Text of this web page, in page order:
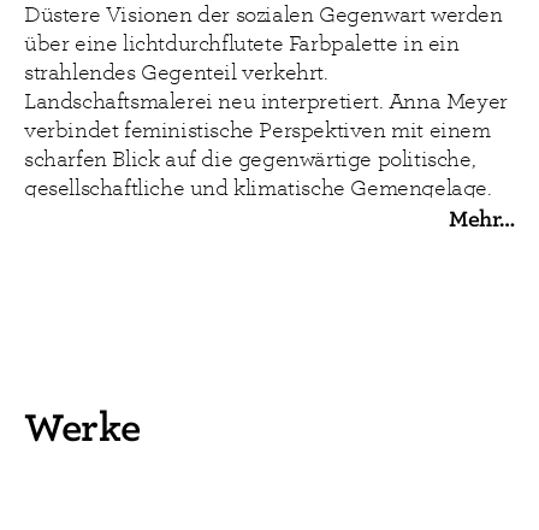
Düstere Visionen der sozialen Gegenwart werden
über eine lichtdurchflutete Farbpalette in ein
strahlendes Gegenteil verkehrt.
Landschaftsmalerei neu interpretiert. Anna Meyer
verbindet feministische Perspektiven mit einem
scharfen Blick auf die gegenwärtige politische,
gesellschaftliche und klimatische Gemengelage.
Sie stellt Machtstrukturen infrage und zeigt, wie
an Strahlkraft gewonnen, sie leuchtet gleichsam
von innen heraus und brennt dabei förmlich unter
Mehr…
Werke